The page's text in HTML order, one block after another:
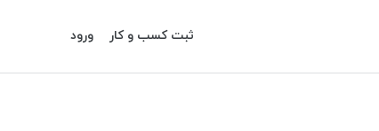
ثبت کسب و کار ورود